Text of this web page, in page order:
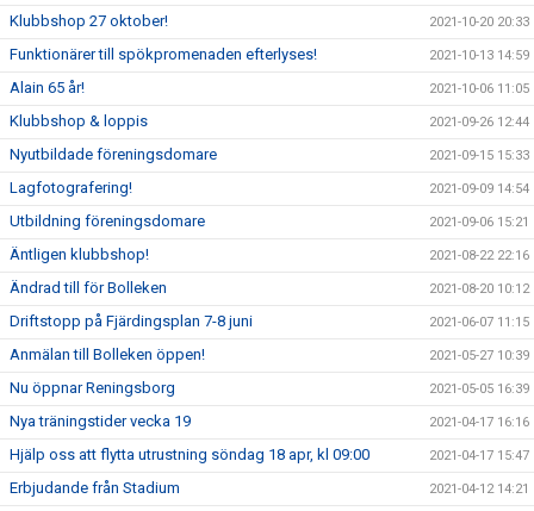
Klubbshop 27 oktober! 2021-10-20 20:33
Funktionärer till spökpromenaden efterlyses! 2021-10-13 14:59
Alain 65 år! 2021-10-06 11:05
Klubbshop & loppis 2021-09-26 12:44
Nyutbildade föreningsdomare 2021-09-15 15:33
Lagfotografering! 2021-09-09 14:54
Utbildning föreningsdomare 2021-09-06 15:21
Äntligen klubbshop! 2021-08-22 22:16
Ändrad till för Bolleken 2021-08-20 10:12
Driftstopp på Fjärdingsplan 7-8 juni 2021-06-07 11:15
Anmälan till Bolleken öppen! 2021-05-27 10:39
Nu öppnar Reningsborg 2021-05-05 16:39
Nya träningstider vecka 19 2021-04-17 16:16
Hjälp oss att flytta utrustning söndag 18 apr, kl 09:00 2021-04-17 15:47
Erbjudande från Stadium 2021-04-12 14:21